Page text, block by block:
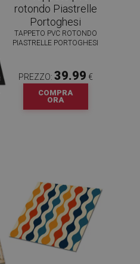
TAPPETO PVC ROTONDO
PIASTRELLE PORTOGHESI
PREZZO: 39.99 €
COMPRA
ORA